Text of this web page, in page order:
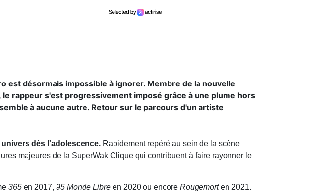
est désormais impossible à ignorer. Membre de la nouvelle
rappeur s'est progressivement imposé grâce à une plume hors
à aucune autre. Retour sur le parcours d'un artiste
dès l'adolescence. Rapidement repéré au sein de la scène
majeures de la SuperWak Clique qui contribuent à faire rayonner le
365 en 2017, 95 Monde Libre en 2020 ou encore Rougemorten 2021.